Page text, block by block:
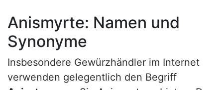
Anismyrte: Namen und
Synonyme
Insbesondere Gewürzhändler im Internet
verwenden gelegentlich den Begriff